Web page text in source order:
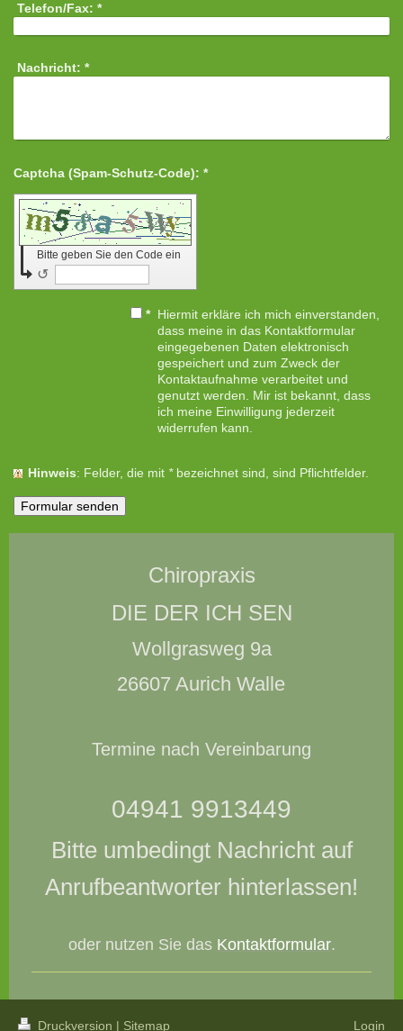
Telefon/Fax: *
Nachricht: *
Captcha (Spam-Schutz-Code): *
Bitte geben Sie den Code ein
↺
* Hiermit erkläre ich mich einverstanden,
dass meine in das Kontaktformular
eingegebenen Daten elektronisch
gespeichert und zum Zweck der
Kontaktaufnahme verarbeitet und
genutzt werden. Mir ist bekannt, dass
ich meine Einwilligung jederzeit
widerrufen kann.
Hinweis : Felder, die mit *bezeichnet sind, sind Pflichtfelder.
Chiropraxis
DIE DER ICH SEN
Wollgrasweg 9a
26607 Aurich Walle
Termine nach Vereinbarung
04941 9913449
Bitte umbedingt Nachricht auf
Anrufbeantworter hinterlassen!
oder nutzen Sie das Kontaktformular.
Druckversion | Sitemap Login